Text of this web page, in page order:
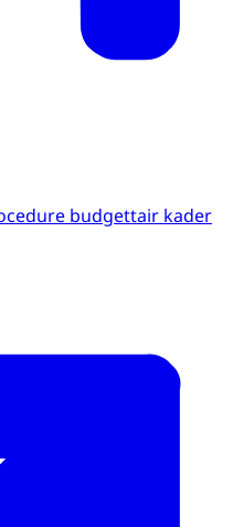
budgettair kader